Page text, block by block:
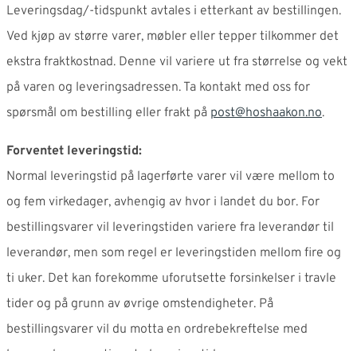
Leveringsdag/-tidspunkt avtales i etterkant av bestillingen.
Ved kjøp av større varer, møbler eller tepper tilkommer det
ekstra fraktkostnad. Denne vil variere ut fra størrelse og vekt
på varen og leveringsadressen. Ta kontakt med oss for
spørsmål om bestilling eller frakt på post@hoshaakon.no.
Forventet leveringstid:
Normal leveringstid på lagerførte varer vil være mellom to
og fem virkedager, avhengig av hvor i landet du bor. For
bestillingsvarer vil leveringstiden variere fra leverandør til
leverandør, men som regel er leveringstiden mellom fire og
ti uker. Det kan forekomme uforutsette forsinkelser i travle
tider og på grunn av øvrige omstendigheter. På
bestillingsvarer vil du motta en ordrebekreftelse med